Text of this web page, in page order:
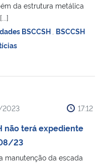
da estrutura metálica
BSCCSH BSCCSH
17:12
não terá expediente
23
manutenção da escada